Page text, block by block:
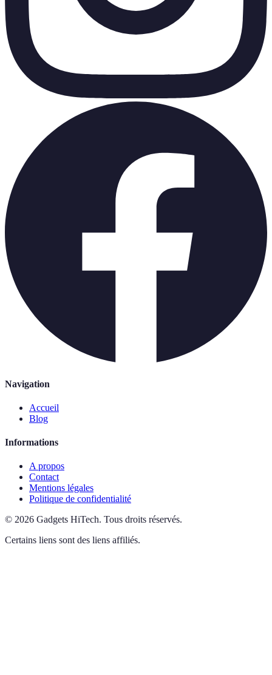
Navigation
Accueil
Blog
Informations
A propos
Contact
Mentions légales
Politique de confidentialité
© 2026 Gadgets HiTech. Tous droits réservés.
Certains liens sont des liens affiliés.